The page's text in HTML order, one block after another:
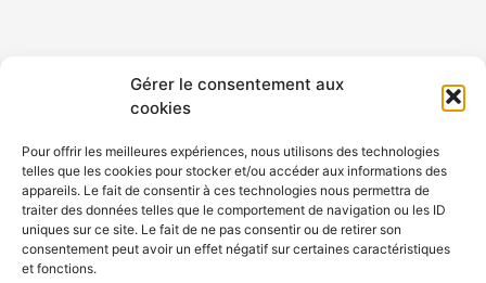
Gérer le consentement aux
cookies
Pour offrir les meilleures expériences, nous utilisons des technologies
telles que les cookies pour stocker et/ou accéder aux informations des
appareils. Le fait de consentir à ces technologies nous permettra de
traiter des données telles que le comportement de navigation ou les ID
uniques sur ce site. Le fait de ne pas consentir ou de retirer son
consentement peut avoir un effet négatif sur certaines caractéristiques
et fonctions.